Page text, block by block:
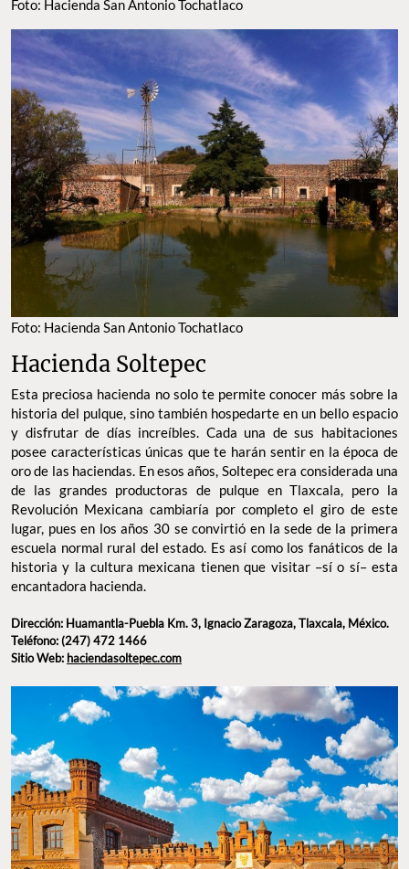
FOTO: HACIENDA SAN ANTONIO TOCHATLACO
FOTO: HACIENDA SAN ANTONIO TOCHATLACO
Hacienda Soltepec
Esta preciosa hacienda no solo te permite conocer más sobre la
historia del pulque, sino también hospedarte en un bello espacio
y disfrutar de días increíbles. Cada una de sus habitaciones
posee características únicas que te harán sentir en la época de
oro de las haciendas. En esos años, Soltepec era considerada una
de las grandes productoras de pulque en Tlaxcala, pero la
Revolución Mexicana cambiaría por completo el giro de este
lugar, pues en los años 30 se convirtió en la sede de la primera
escuela normal rural del estado. Es así como los fanáticos de la
encantadora hacienda.
Dirección: Huamantla-Puebla Km. 3, Ignacio
Zaragoza, Tlaxcala, México.
Teléfono: (247) 472 1466
Sitio Web:haciendasoltepec.com